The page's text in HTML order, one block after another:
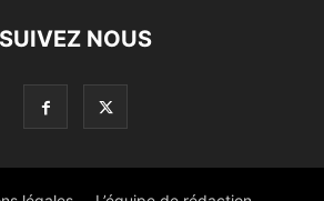
SUIVEZ NOUS